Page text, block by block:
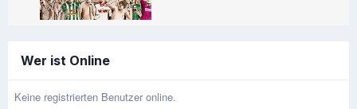
Wer ist Online
Keine registrierten Benutzer online.